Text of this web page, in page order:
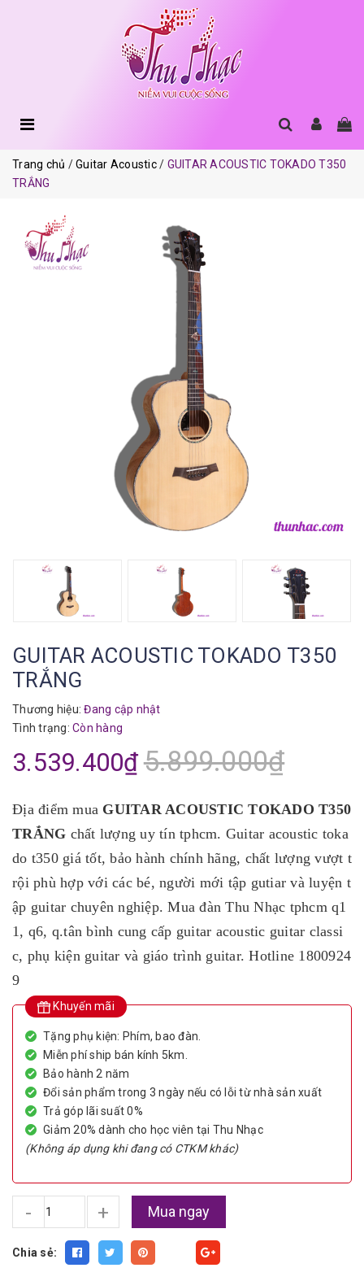
Trang chủ Guitar Acoustic
GUITAR ACOUSTIC TOKADO T350
TRẮNG
GUITAR ACOUSTIC TOKADO T350
TRẮNG
Thương hiệu: Đang cập nhật
Tình trạng: Còn hàng
3.539.400₫5.899.000₫
Địa điểm mua GUITAR ACOUSTIC TOKADO T350
TRẮNG chất lượng uy tín tphcm. Guitar acoustic toka
do t350 giá tốt, bảo hành chính hãng, chất lượng vượt t
rội phù hợp với các bé, người mới tập gutiar và luyện t
ập guitar chuyên nghiệp. Mua đàn Thu Nhạc tphcm q1
1, q6, q.tân bình cung cấp guitar acoustic guitar classi
c, phụ kiện guitar và giáo trình guitar. Hotline 1800924
9
Khuyến mãi
Tặng phụ kiện: Phím, bao đàn.
Miễn phí ship bán kính 5km.
Bảo hành 2 năm
Đổi sản phẩm trong 3 ngày nếu có lỗi từ nhà sản xuất
Trả góp lãi suất 0%
Giảm 20% dành cho học viên tại Thu Nhạc
(Không áp dụng khi đang có CTKM khác)
- + Mua ngay
Chia sẻ: